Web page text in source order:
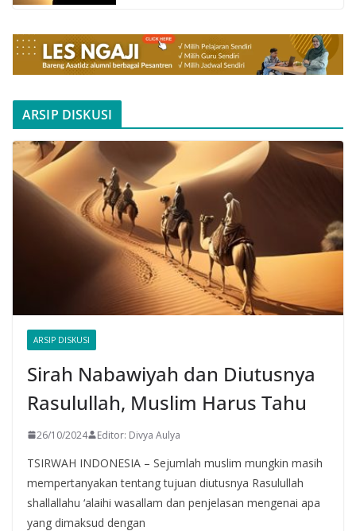
ARSIP DISKUSI
ARSIP DISKUSI
Sirah Nabawiyah dan Diutusnya
Rasulullah, Muslim Harus Tahu
26/10/2024 Editor: Divya Aulya
TSIRWAH INDONESIA – Sejumlah muslim mungkin masih
mempertanyakan tentang tujuan diutusnya Rasulullah
shallallahu ‘alaihi wasallam dan penjelasan mengenai apa
yang dimaksud dengan